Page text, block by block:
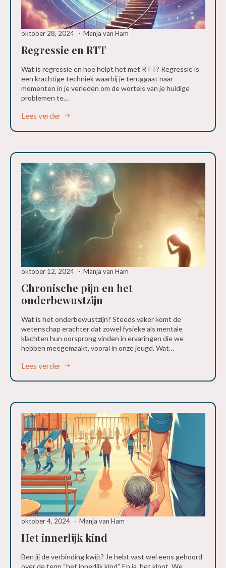
Regressie en RTT
oktober 28, 2024 Manja van Ham
Wat is regressie en hoe helpt het met RTT? Regressie is
een krachtige techniek waarbij je teruggaat naar
momenten in je verleden om de wortels van je huidige
problemen te…
Lees verder
Chronische pijn en het
onderbewustzijn
oktober 12, 2024 Manja van Ham
Wat is het onderbewustzijn? Steeds vaker komt de
wetenschap erachter dat zowel fysieke als mentale
klachten hun oorsprong vinden in ervaringen die we
hebben meegemaakt, vooral in onze jeugd. Wat…
Lees verder
Het innerlijk kind
oktober 4, 2024 Manja van Ham
Ben jij de verbinding kwijt? Je hebt vast wel eens gehoord
over de term “het innerlijk kind”. En ja, het klopt. We